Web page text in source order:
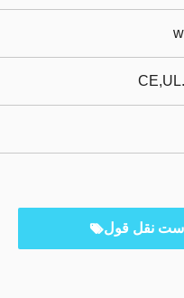
نقل قول